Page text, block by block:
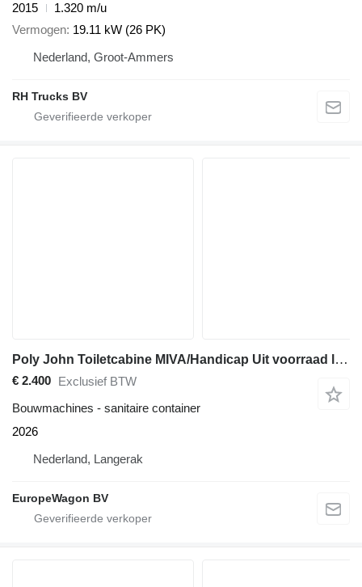
2015
1.320 m/u
Vermogen 19.11 kW (26 PK)
Nederland, Groot-Ammers
RH Trucks BV
Poly John Toiletcabine MIVA/Handicap Uit voorraad leverbaar
€ 2.400 Exclusief BTW
Bouwmachines - sanitaire container
2026
Nederland, Langerak
EuropeWagon BV